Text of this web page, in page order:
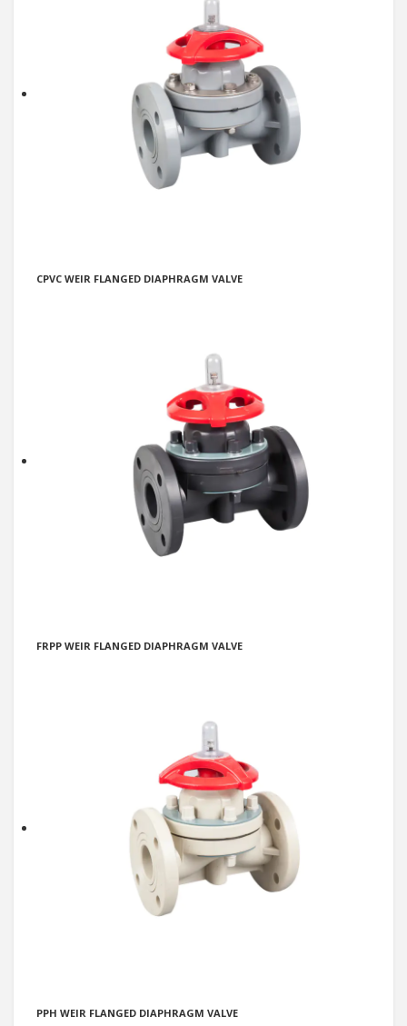
CPVC WEIR FLANGED DIAPHRAGM VALVE
FRPP WEIR FLANGED DIAPHRAGM VALVE
PPH WEIR FLANGED DIAPHRAGM VALVE